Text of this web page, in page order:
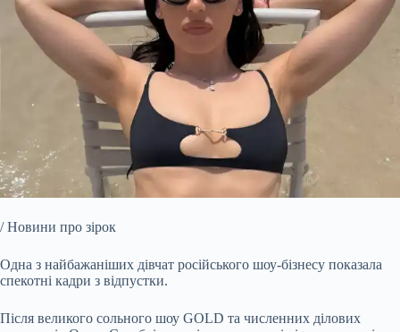
/ Новини про зірок
Одна з найбажаніших дівчат російського шоу-бізнесу показала
спекотні кадри з відпустки.
Після великого сольного шоу GOLD та численних ділових